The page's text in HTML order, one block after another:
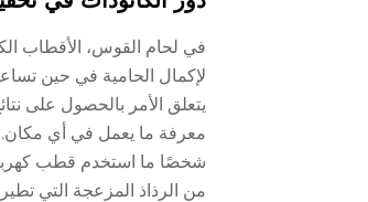
في لحام القوس، الأقطاب
لإكمال الحامية في حين
يتعلق الأمر بالحصول على
معرفة ما يعمل في أي مكان.
شخصًا ما استخدم قطب
من الرذاذ المزعجة التي